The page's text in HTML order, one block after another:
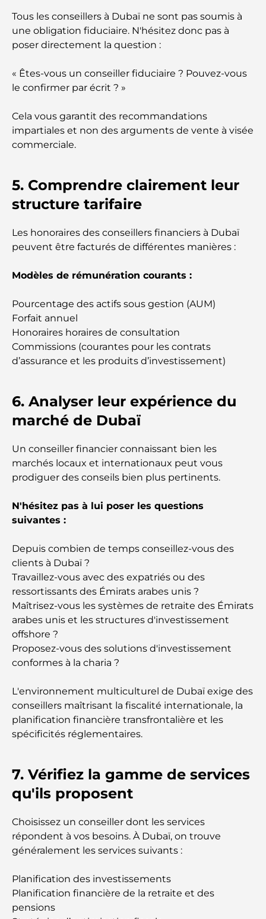
Les meilleurs centres commerciaux de Dubaï pour
le shopping et les loisirs
Que faire au DIFC : explorez le quartier le plus
dynamique de Dubaï
Cartes de crédit aux Émirats arabes unis : un guide
complet pour dépenser intelligemment
Rarest Car in the World: Automotive Legends
Salles de sport au DIFC : quand le fitness
un guide pour les investisseurs modernes
Family Beach Club Dubai : Là où divertissement et
détente se rencontrent
Plan directeur de Dubai Hills : une vision pour la
vie communautaire moderne
Restaurant de l'Opéra de Dubaï : Quand la
gastronomie rencontre la culture
Les marques de costumes les plus chères qui
définissent le luxe sur mesure
Restaurants de J1 Beach : la nouvelle destination
gastronomique de luxe à Dubaï
Les montres Rolex les plus chères jamais vendues
Crèches à Dubai Hills : Guide pour les parents
26)
Les meilleurs cafés du centre-ville de Dubaï : le
guide complet des amateurs de café
Déménager à Dubaï depuis l'Australie : Guide
Safari de luxe d'une nuit dans le désert de Dubaï :
une escapade haut de gamme
Les voitures les plus chères de Tesla : l'innovation
au service de la performance
Tous les conseillers à Dubaï ne sont pas soumis à
une obligation fiduciaire. N'hésitez donc pas à
poser directement la question :
« Êtes-vous un conseiller fiduciaire ? Pouvez-vous
le confirmer par écrit ? »
Cela vous garantit des recommandations
impartiales et non des arguments de vente à visée
commerciale.
5. Comprendre clairement leur
structure tarifaire
Les honoraires des conseillers financiers à Dubaï
peuvent être facturés de différentes manières :
Modèles de rémunération courants :
Pourcentage des actifs sous gestion (AUM)
Forfait annuel
Honoraires horaires de consultation
Commissions (courantes pour les contrats
d’assurance et les produits d’investissement)
6. Analyser leur expérience du
marché de Dubaï
Un conseiller financier connaissant bien les
marchés locaux et internationaux peut vous
prodiguer des conseils bien plus pertinents.
N'hésitez pas à lui poser les questions
suivantes :
Depuis combien de temps conseillez-vous des
clients à Dubaï ?
Travaillez-vous avec des expatriés ou des
ressortissants des Émirats arabes unis ?
Maîtrisez-vous les systèmes de retraite des Émirats
arabes unis et les structures d'investissement
offshore ?
Proposez-vous des solutions d'investissement
conformes à la charia ?
L'environnement multiculturel de Dubaï exige des
conseillers maîtrisant la fiscalité internationale, la
planification financière transfrontalière et les
spécificités réglementaires.
7. Vérifiez la gamme de services
qu'ils proposent
Choisissez un conseiller dont les services
répondent à vos besoins. À Dubaï, on trouve
généralement les services suivants :
Planification des investissements
Planification financière de la retraite et des
pensions